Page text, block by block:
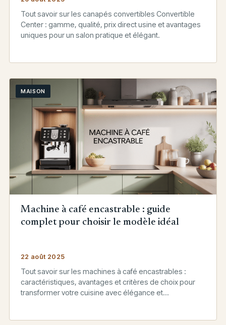
Tout savoir sur les canapés convertibles Convertible
Center : gamme, qualité, prix direct usine et avantages
uniques pour un salon pratique et élégant.
MAISON
Machine à café encastrable : guide
complet pour choisir le modèle idéal
22 août 2025
Tout savoir sur les machines à café encastrables :
caractéristiques, avantages et critères de choix pour
transformer votre cuisine avec élégance et